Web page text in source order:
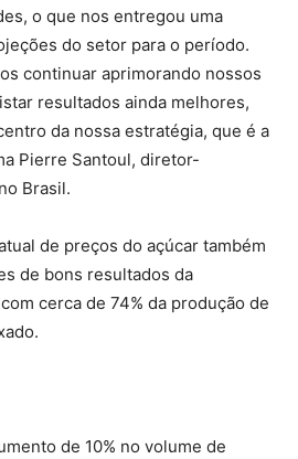
o que nos entregou uma
do setor para o período.
continuar aprimorando nossos
resultados ainda melhores,
da nossa estratégia, que é a
Pierre Santoul, diretor-
Brasil.
de preços do açúcar também
de bons resultados da
cerca de 74% da produção de
de 10% no volume de